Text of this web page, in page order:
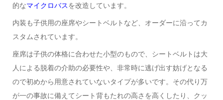
的なマイクロバスを改造しています。
内装も子供用の座席やシートベルトなど、オーダーに沿ってカ
スタムされています。
座席は子供の体格に合わせた小型のもので、シートベルトは大
人による脱着の介助の必要性や、非常時に逃げ出す妨げとなる
ので初めから用意されていないタイプが多いです。その代り万
が一の事故に備えてシート背もたれの高さを高くしたり、クッ